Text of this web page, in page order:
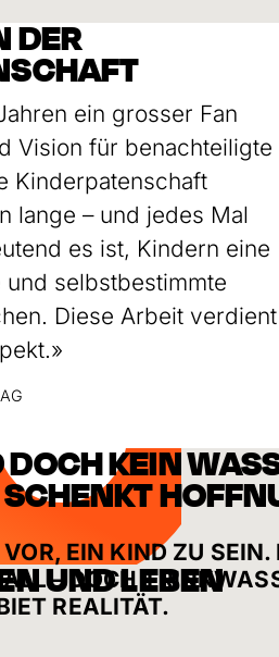
DER
ein grosser Fan
Vision für benachteiligte
Kinderpatenschaft
lange – und jedes Mal
es ist, Kindern eine
selbstbestimmte
Diese Arbeit verdient
KEIN
EIN KIND ZU
– DOCH
REALITÄT.
UND LEBEN